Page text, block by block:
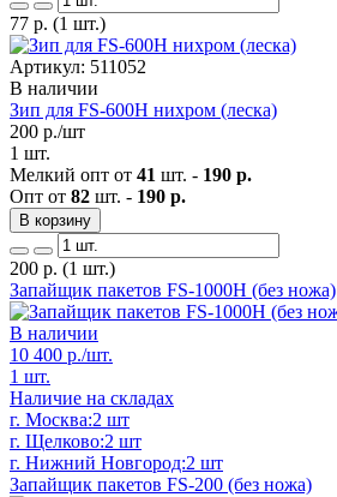
77 р. (1 шт.)
Артикул: 511052
В наличии
Зип для FS-600H нихром (леска)
200 р./шт
1 шт.
Мелкий опт от 41 шт. - 190 р.
Опт от 82 шт. - 190 р.
В корзину
200 р. (1 шт.)
Запайщик пакетов FS-1000H (без ножа)
В наличии
10 400 р./шт.
1 шт.
Наличие на складах
г. Москва:2 шт
г. Щелково:2 шт
г. Нижний Новгород:2 шт
Запайщик пакетов FS-200 (без ножа)